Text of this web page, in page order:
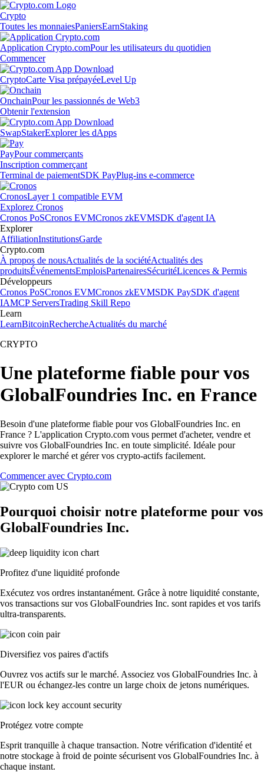
Crypto
Toutes les monnaiesPaniersEarnStaking
Application Crypto.comPour les utilisateurs du quotidien
Commencer
CryptoCarte Visa prépayéeLevel Up
OnchainPour les passionnés de Web3
Obtenir l'extension
SwapStakerExplorer les dApps
PayPour commerçants
Inscription commerçant
Terminal de paiementSDK PayPlug-ins e-commerce
CronosLayer 1 compatible EVM
Explorez Cronos
Cronos PoSCronos EVMCronos zkEVMSDK d'agent IA
Explorer
AffiliationInstitutionsGarde
Crypto.com
À propos de nousActualités de la sociétéActualités des
produitsÉvénementsEmploisPartenairesSécuritéLicences & Permis
Développeurs
Cronos PoSCronos EVMCronos zkEVMSDK PaySDK d'agent
IAMCP ServersTrading Skill Repo
Learn
LearnBitcoinRechercheActualités du marché
CRYPTO
Une plateforme fiable pour vos
GlobalFoundries Inc. en France
Besoin d'une plateforme fiable pour vos GlobalFoundries Inc. en
France ? L'application Crypto.com vous permet d'acheter, vendre et
suivre vos GlobalFoundries Inc. en toute simplicité. Idéale pour
explorer le marché et gérer vos crypto-actifs facilement.
Commencer avec Crypto.com
Pourquoi choisir notre plateforme pour vos
GlobalFoundries Inc.
Profitez d'une liquidité profonde
Exécutez vos ordres instantanément. Grâce à notre liquidité constante,
vos transactions sur vos GlobalFoundries Inc. sont rapides et vos tarifs
ultra-transparents.
Diversifiez vos paires d'actifs
Ouvrez vos actifs sur le marché. Associez vos GlobalFoundries Inc. à
l'EUR ou échangez-les contre un large choix de jetons numériques.
Protégez votre compte
Esprit tranquille à chaque transaction. Notre vérification d'identité et
notre stockage à froid de pointe sécurisent vos GlobalFoundries Inc. à
chaque instant.